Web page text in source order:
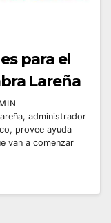
para el
Lareña
administrador
provee ayuda
van a comenzar